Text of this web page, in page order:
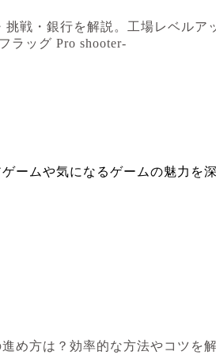
戦・銀行を解説。工場レベルア
ラッグ Pro shooter-
ームや気になるゲームの魅力を
め方は？効率的な方法やコツを